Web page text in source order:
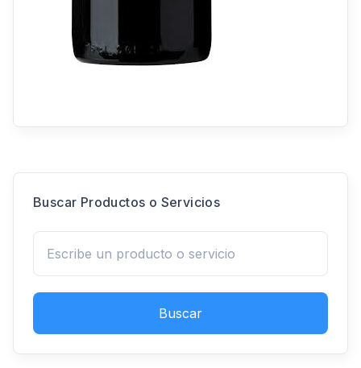
Buscar Productos o Servicios
Buscar